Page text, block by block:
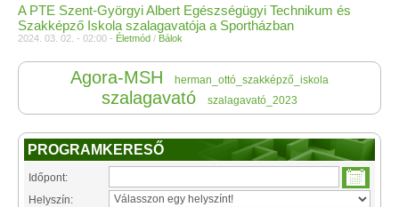
A PTE Szent-Györgyi Albert Egészségügyi Technikum és
Szakképző Iskola szalagavatója a Sportházban
2024. 03. 02. - 02:00 - Életmód / Bálok
Agora-MSH herman_ottó_szakképző_iskola
szalagavató szalagavató_2023
PROGRAMKERESŐ
Időpont:
Helyszín: